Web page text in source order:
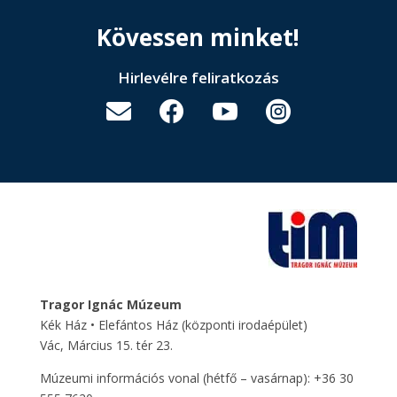
Kövessen minket!
Hirlevélre feliratkozás
   
Tragor Ignác Múzeum
Kék Ház • Elefántos Ház (központi irodaépület)
Vác, Március 15. tér 23.
Múzeumi információs vonal (hétfő – vasárnap): +36 30